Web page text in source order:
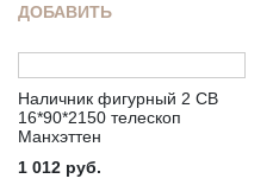
ДОБАВИТЬ
Наличник фигурный 2 СВ
16*90*2150 телескоп
Манхэттен
1 012 руб.